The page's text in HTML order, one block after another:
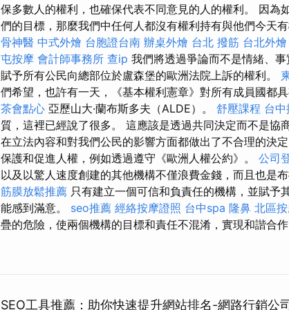
保多數人的權利，也確保代表不同意見的人的權利。 因為
們的目標，那麼我們中任何人都沒有權利持有與他們今天
骨神醫 中式外燴 台胞證台南 辦桌外燴 台北 撥筋 台北外燴
屯按摩 會計師事務所 查ip 我們將透過爭論而不是情緒、
賦予所有公民向總部位於盧森堡的歐洲法院上訴的權利。
們希望，也許有一天，《基本權利憲章》對所有成員國都
茶會點心 亞歷山大·蘭布斯多夫（ALDE）。 舒壓課程 台
質，這裡已經說了很多。 這應該是透過共同決定而不是協
在立法內容和對我們公民的影響方面都做出了不合理的決定
保護和促進人權，例如透過遵守《歐洲人權公約》。 公司
以及以驚人速度創建的其他機構不僅浪費金錢，而且也是
筋膜放鬆推薦 只有建立一個可信和負責任的機構，並賦
能感到滿意。 seo推薦 經絡按摩證照 台中spa 隆鼻 北區
疊的危險，使兩個機構的目標和責任不混淆，實現和諧合作
SEO工具推薦：助你快速提升網站排名-網路行銷公司